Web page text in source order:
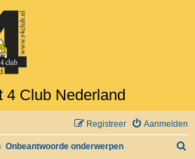
4 Club Nederland
Aanmelden
Registreer
Onbeantwoorde onderwerpen